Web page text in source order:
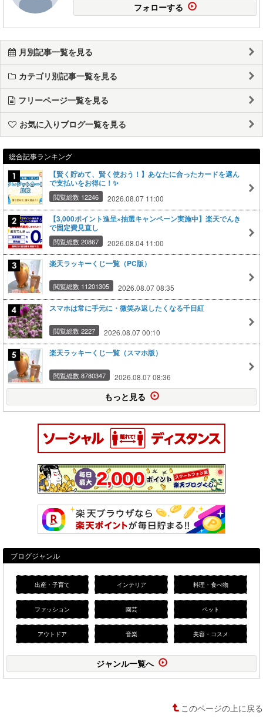
フォローする
月別記事一覧を見る
カテゴリ別記事一覧を見る
フリーページ一覧を見る
お気に入りブログ一覧を見る
総合記事ランキング
【賢く貯めて、賢く使おう！】あなたに合ったカードを選ん
で支払いをお得に！✨
閲覧総数 12246 2026.08.07 11:00
【3,000ポイント進呈×抽選キャンペーン実施中】楽天でんき
で固定費見直し
閲覧総数 20867 2026.08.04 11:00
楽天ラッキーくじ一覧（PC版）
閲覧総数 11201305 2026.08.07 08:35
スマホは常に手元に・微笑み返したくなる千日紅
閲覧総数 2227 2026.08.07 00:10
楽天ラッキーくじ一覧（スマホ版）
閲覧総数 8780347 2026.08.07 08:36
もっと見る
ブログジャンル
出産・子育て インテリア 料理・食べ物
ファッション 園芸 ペット
アウトドア 音楽 美容・コスメ
ジャンル一覧へ
このページの上に戻る